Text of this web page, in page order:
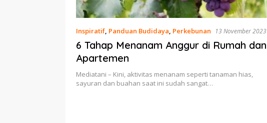
Inspiratif, Panduan Budidaya, Perkebunan 13 November 2023
6 Tahap Menanam Anggur di Rumah dan
Apartemen
Mediatani – Kini, aktivitas menanam seperti tanaman hias,
sayuran dan buahan saat ini sudah sangat…